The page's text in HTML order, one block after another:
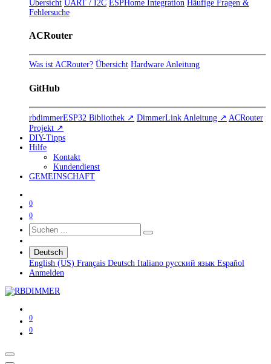
Übersicht UART / I2C ESPHome Integration Häufige Fragen &
Fehlersuche
ACRouter
Was ist ACRouter? Übersicht Hardware Anleitung
GitHub
rbdimmerESP32 Bibliothek ↗ DimmerLink Anleitung ↗ ACRouter
Projekt ↗
DIY-Tipps
Hilfe
Kontakt
Kundendienst
GEMEINSCHAFT
0
0
Deutsch
English (US) Français Deutsch Italiano русский язык Español
Anmelden
0
0